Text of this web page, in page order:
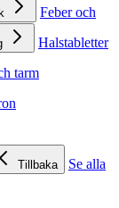
Feber och
Halstabletter
tarm
Tillbaka
Se alla